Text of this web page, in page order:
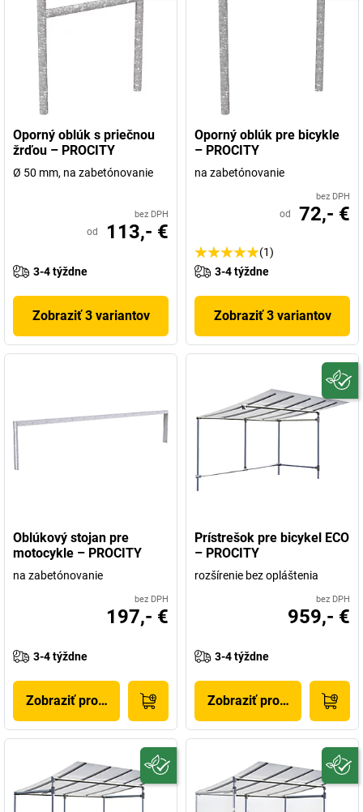
Oporný oblúk s priečnou
žrďou – PROCITY
Ø 50 mm, na zabetónovanie
bez DPH
od 113,- €
3-4 týždne
Zobraziť 3 variantov
Oporný oblúk pre bicykle
– PROCITY
na zabetónovanie
bez DPH
od 72,- €
(1)
3-4 týždne
Zobraziť 3 variantov
Oblúkový stojan pre
motocykle – PROCITY
na zabetónovanie
bez DPH
197,- €
3-4 týždne
Zobraziť produkt
Prístrešok pre bicykel ECO
– PROCITY
rozšírenie bez opláštenia
bez DPH
959,- €
3-4 týždne
Zobraziť produkt